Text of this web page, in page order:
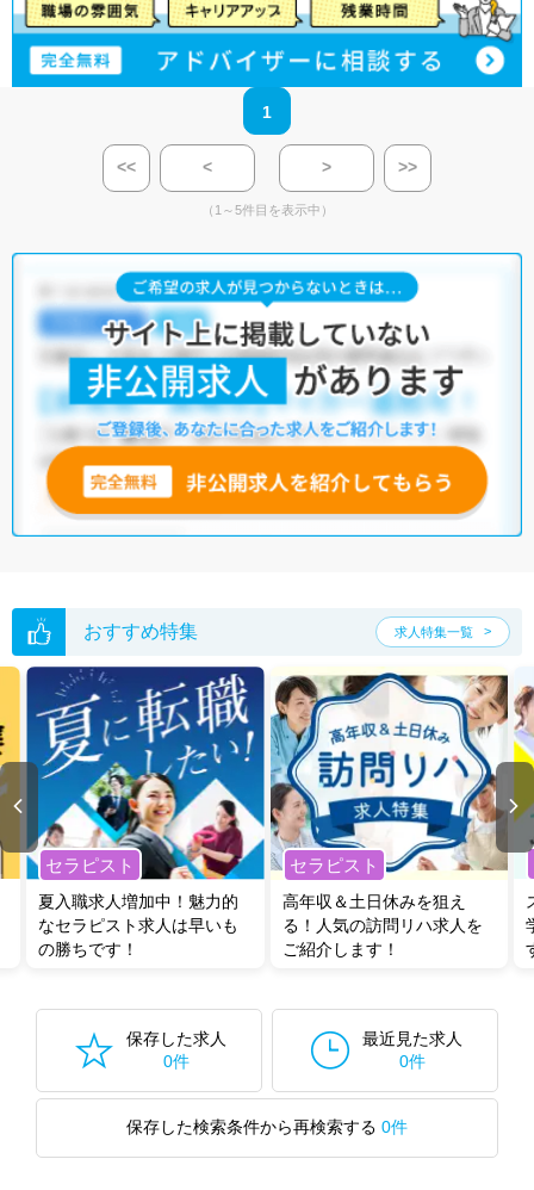
1
<< < > >>
（1～5件目を表示中）
おすすめ特集 求人特集一覧
セラピスト
夏入職求人増加中！魅力的
なセラピスト求人は早いも
の勝ちです！
セラピスト
高年収＆土日休みを狙え
る！人気の訪問リハ求人を
ご紹介します！
保存した求人
0件
最近見た求人
0件
保存した検索条件から再検索する 0件